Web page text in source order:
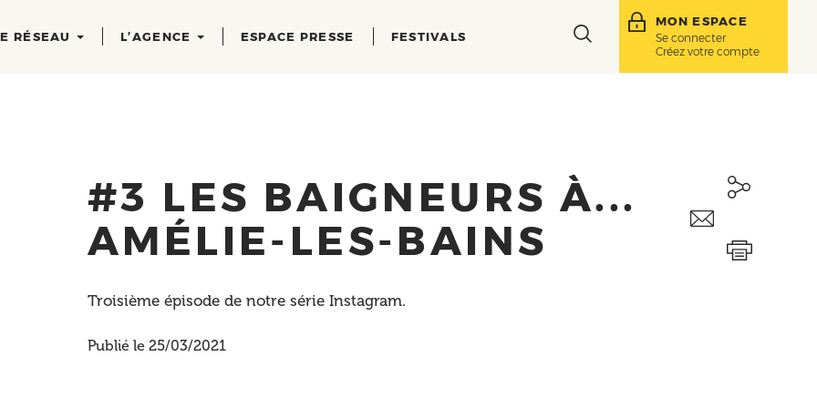
RÉSEAU L’AGENCE ESPACE PRESSE FESTIVALS
Toggle
MON ESPACE
Se connecter
Créez votre compte
#3 LES BAIGNEURS À...
AMÉLIE-LES-BAINS
Troisième épisode de notre série Instagram.
Publié le 25/03/2021